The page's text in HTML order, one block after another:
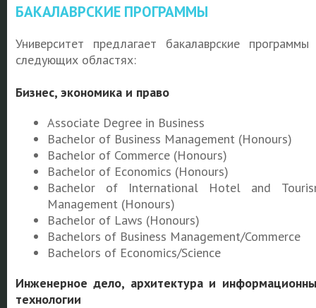
БАКАЛАВРСКИЕ ПРОГРАММЫ
Университет предлагает бакалаврские программы
следующих областях:
Бизнес, экономика и право
Associate Degree in Business
Bachelor of Business Management (Honours)
Bachelor of Commerce (Honours)
Bachelor of Economics (Honours)
Bachelor of International Hotel and
Management (Honours)
Bachelor of Laws (Honours)
Bachelors of Business Management/Commerce
Bachelors of Economics/Science
Инженерное дело, архитектура и
технологии